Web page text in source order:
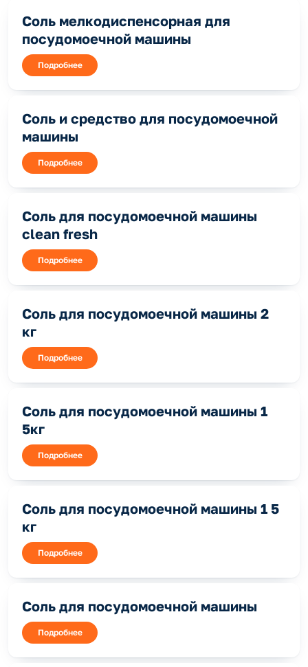
Соль мелкодиспенсорная для
посудомоечной машины
Подробнее
Соль и средство для посудомоечной
машины
Подробнее
Соль для посудомоечной машины
clean fresh
Подробнее
Соль для посудомоечной машины 2
кг
Подробнее
Соль для посудомоечной машины 1
5кг
Подробнее
Соль для посудомоечной машины 1 5
кг
Подробнее
Соль для посудомоечной машины
Подробнее